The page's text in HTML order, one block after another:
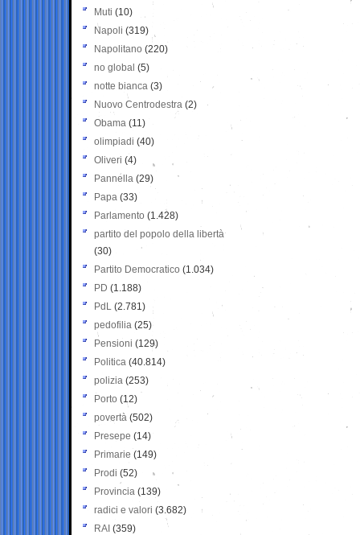
Muti (10)
Napoli (319)
Napolitano (220)
no global (5)
notte bianca (3)
Nuovo Centrodestra (2)
Obama (11)
olimpiadi (40)
Oliveri (4)
Pannella (29)
Papa (33)
Parlamento (1.428)
partito del popolo della libertà
(30)
Partito Democratico (1.034)
PD (1.188)
PdL (2.781)
pedofilia (25)
Pensioni (129)
Politica (40.814)
polizia (253)
Porto (12)
povertà (502)
Presepe (14)
Primarie (149)
Prodi (52)
Provincia (139)
radici e valori (3.682)
RAI (359)